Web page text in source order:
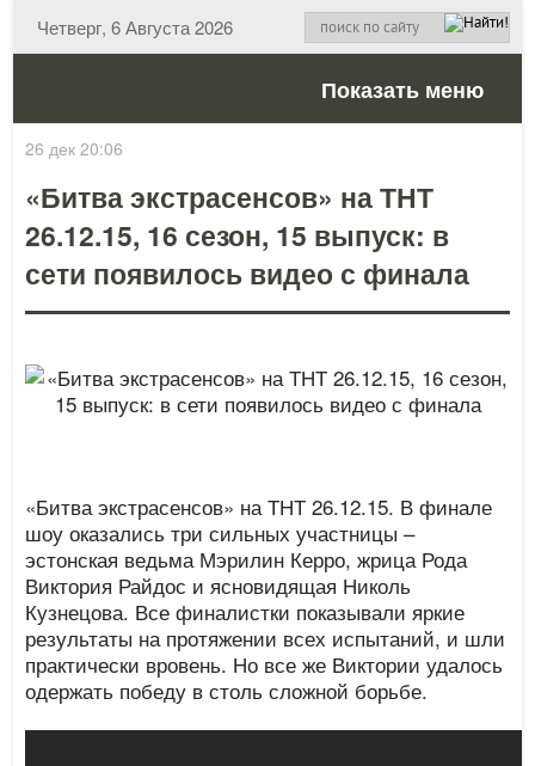
Четверг, 6 Августа 2026
Показать меню
26 дек 20:06
«Битва экстрасенсов» на ТНТ
26.12.15, 16 сезон, 15 выпуск: в
сети появилось видео с финала
«Битва экстрасенсов» на ТНТ 26.12.15. В финале
шоу оказались три сильных участницы –
эстонская ведьма Мэрилин Керро, жрица Рода
Виктория Райдос и ясновидящая Николь
Кузнецова. Все финалистки показывали яркие
результаты на протяжении всех испытаний, и шли
практически вровень. Но все же Виктории удалось
одержать победу в столь сложной борьбе.